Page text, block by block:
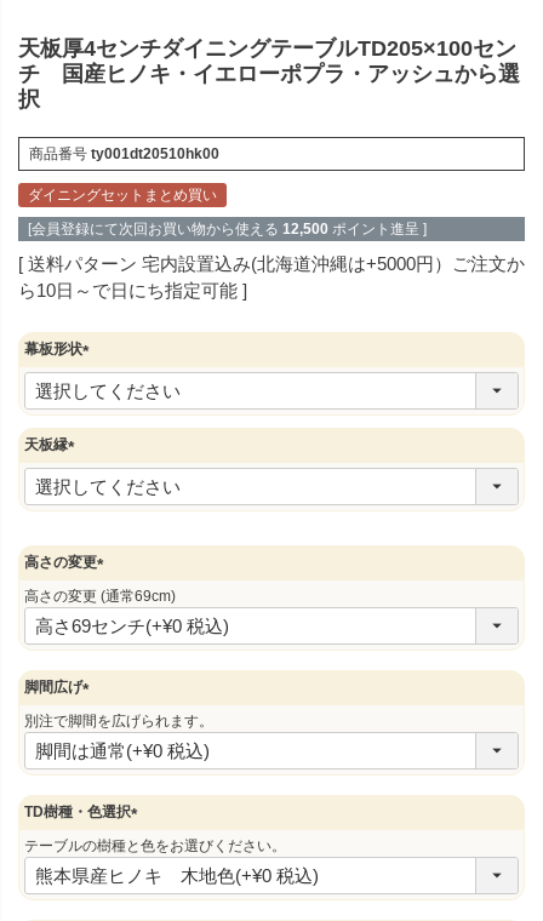
天板厚4センチダイニングテーブルTD205×100セン
チ 国産ヒノキ・イエローポプラ・アッシュから選
択
商品番号 ty001dt20510hk00
ダイニングセットまとめ買い
[会員登録にて次回お買い物から使える 12,500 ポイント進呈 ]
送料パターン 宅内設置込み(北海道沖縄は+5000円）ご注文か
ら10日～で日にち指定可能
幕板形状
(
必
須
天板縁
(
必
須
高さの変更
必
須
)
高さの変更 (通常69cm)
脚間広げ
(
必
須
)
別注で脚間を広げられます。
TD樹種・色選択
(
必
須
)
テーブルの樹種と色をお選びください。